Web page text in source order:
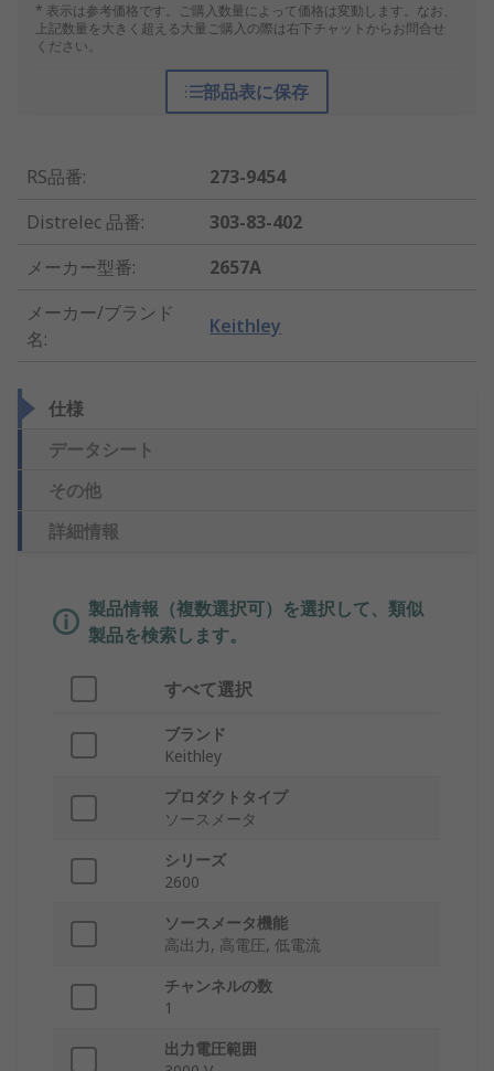
* 表示は参考価格です。ご購入数量によって価格は変動します。なお、
上記数量を大きく超える大量ご購入の際は右下チャットからお問合せ
ください。
部品表に保存
RS品番:
273-9454
Distrelec 品番:
303-83-402
メーカー型番:
2657A
メーカー/ブランド
名:
Keithley
仕様
データシート
その他
詳細情報
製品情報（複数選択可）を選択して、類似
製品を検索します。
すべて選択
ブランド
Keithley
プロダクトタイプ
ソースメータ
シリーズ
2600
ソースメータ機能
高出力, 高電圧, 低電流
チャンネルの数
1
出力電圧範囲